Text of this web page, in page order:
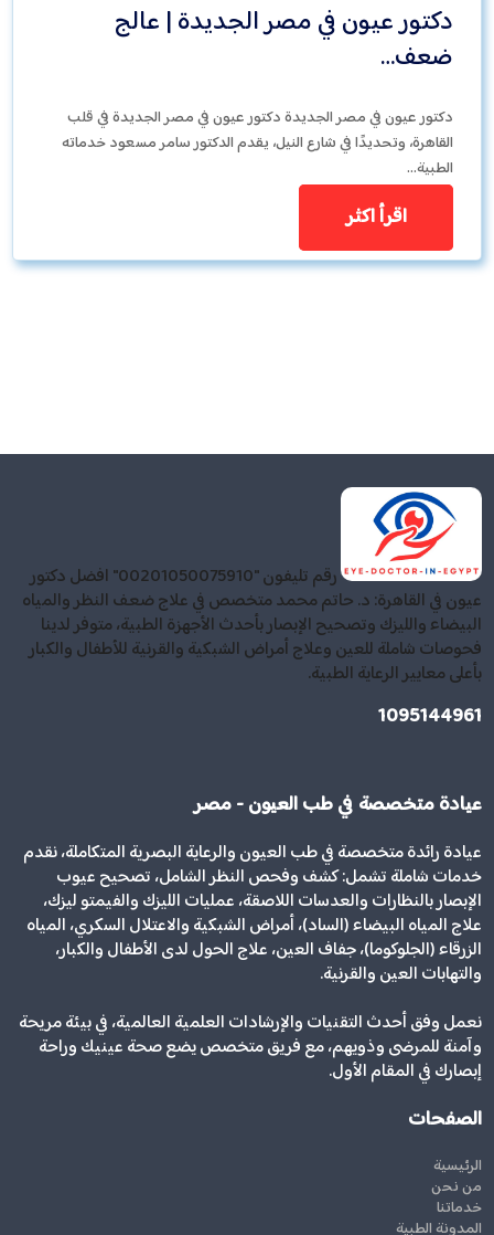
دكتور عيون في مصر الجديدة | عالج
ضعف…
دكتور عيون في مصر الجديدة دكتور عيون في مصر الجديدة في قلب
القاهرة، وتحديدًا في شارع النيل، يقدم الدكتور سامر مسعود خدماته
الطبية…
اقرأ اكثر
رقم تليفون "00201050075910" افضل دكتور
عيون في القاهرة: د. حاتم محمد متخصص في علاج ضعف النظر والمياه
البيضاء والليزك وتصحيح الإبصار بأحدث الأجهزة الطبية، متوفر لدينا
فحوصات شاملة للعين وعلاج أمراض الشبكية والقرنية للأطفال والكبار
بأعلى معايير الرعاية الطبية.
1095144961
عيادة متخصصة في طب العيون - مصر
عيادة رائدة متخصصة في طب العيون والرعاية البصرية المتكاملة، نقدم
خدمات شاملة تشمل: كشف وفحص النظر الشامل، تصحيح عيوب
الإبصار بالنظارات والعدسات اللاصقة، عمليات الليزك والفيمتو ليزك،
علاج المياه البيضاء (الساد)، أمراض الشبكية والاعتلال السكري، المياه
الزرقاء (الجلوكوما)، جفاف العين، علاج الحول لدى الأطفال والكبار،
والتهابات العين والقرنية.
نعمل وفق أحدث التقنيات والإرشادات العلمية العالمية، في بيئة مريحة
وآمنة للمرضى وذويهم، مع فريق متخصص يضع صحة عينيك وراحة
إبصارك في المقام الأول.
الصفحات
الرئيسية
من نحن
خدماتنا
المدونة الطبية